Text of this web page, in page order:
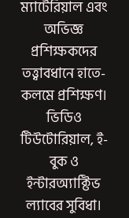
ম্যাটেরিয়াল এবং
অভিজ্ঞ
প্রশিক্ষকদের
তত্ত্বাবধানে হাতে-
কলমে প্রশিক্ষণ।
ভিডিও
টিউটোরিয়াল, ই-
বুক ও
ইন্টারঅ্যাক্টিভ
ল্যাবের সুবিধা।